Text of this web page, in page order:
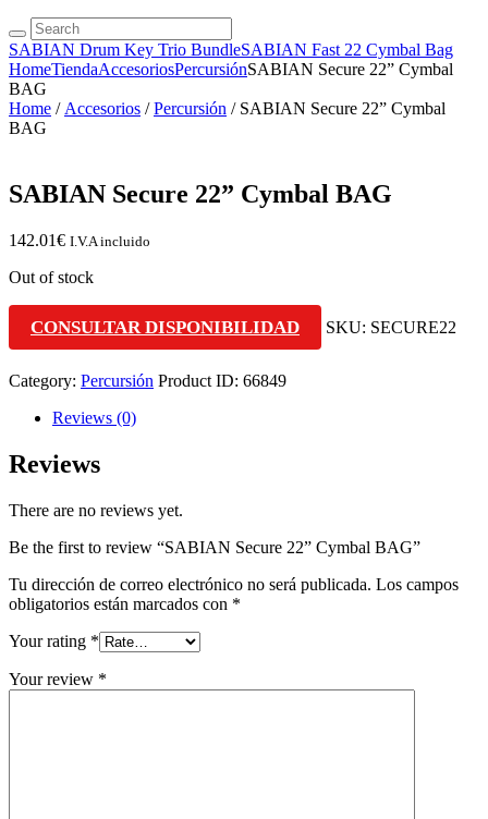
SABIAN Drum Key Trio BundleSABIAN Fast 22 Cymbal Bag
HomeTiendaAccesoriosPercursiónSABIAN Secure 22” Cymbal
BAG
Home / Accesorios /Percursión / SABIAN Secure 22” Cymbal
BAG
SABIAN Secure 22” Cymbal BAG
142.01€ I.V.A incluido
Out of stock
CONSULTAR DISPONIBILIDAD SKU: SECURE22
Category: Percursión Product ID: 66849
Reviews (0)
Reviews
There are no reviews yet.
Be the first to review “SABIAN Secure 22” Cymbal BAG”
Tu dirección de correo electrónico no será publicada. Los campos
obligatorios están marcados con *
Your rating *
Your review *